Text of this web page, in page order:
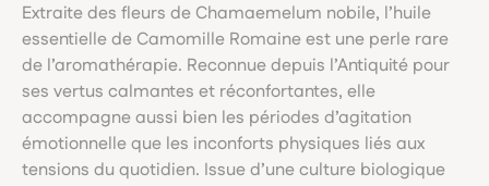
Extraite des fleurs de Chamaemelum nobile, l’huile
essentielle de Camomille Romaine est une perle rare
de l’aromathérapie. Reconnue depuis l’Antiquité pour
ses vertus calmantes et réconfortantes, elle
accompagne aussi bien les périodes d’agitation
émotionnelle que les inconforts physiques liés aux
tensions du quotidien. Issue d’une culture biologique